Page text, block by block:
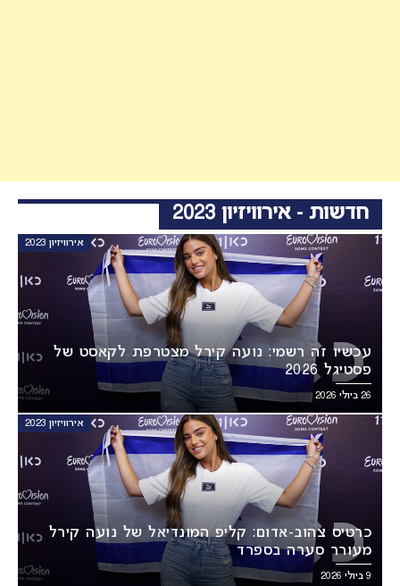
חדשות - אירוויזיון 2023
אירוויזיון 2023
עכשיו זה רשמי: נועה קירל מצטרפת לקאסט של
פסטיגל 2026
26 ביולי 2026
אירוויזיון 2023
כרטיס צהוב-אדום: קליפ המונדיאל של נועה קירל
מעורר סערה בספרד
9 ביולי 2026